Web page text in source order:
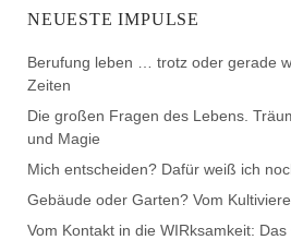
NEUESTE IMPULSE
Berufung leben … trotz oder gerade
Zeiten
Die großen Fragen des Lebens.
und Magie
Mich entscheiden? Dafür weiß ich
Gebäude oder Garten? Vom
Vom Kontakt in die WIRksamkeit: